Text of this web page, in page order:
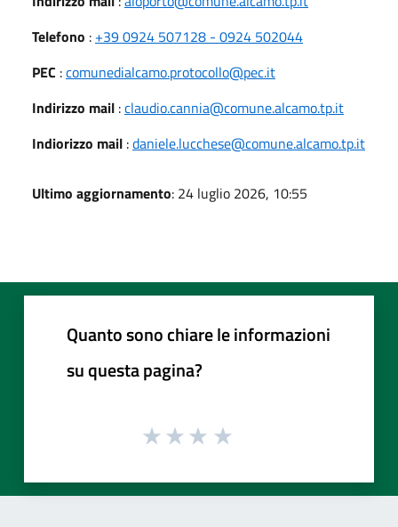
Telefono : +39 0924 507128 - 0924 502044
PEC :comunedialcamo.protocollo@pec.it
Indirizzo mail :claudio.cannia@comune.alcamo.tp.it
Indiorizzo mail :daniele.lucchese@comune.alcamo.tp.it
Ultimo aggiornamento: 24 luglio 2026, 10:55
Quanto sono chiare le informazioni
su questa pagina?